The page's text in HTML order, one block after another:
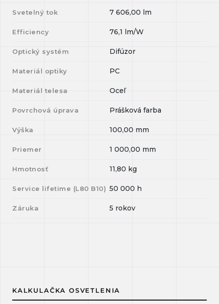
Svetelný tok 7 606,00 lm
Efficiency 76,1 lm/W
Optický systém Difúzor
Materiál optiky PC
Materiál telesa Oceľ
Povrchová úprava Prášková farba
Výška 100,00 mm
Priemer 1 000,00 mm
Hmotnosť 11,80 kg
Service lifetime (L80 B10) 50 000 h
Záruka 5 rokov
KALKULAČKA OSVETLENIA